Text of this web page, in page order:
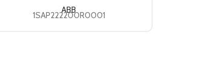
ABB
1SAP222200R0001